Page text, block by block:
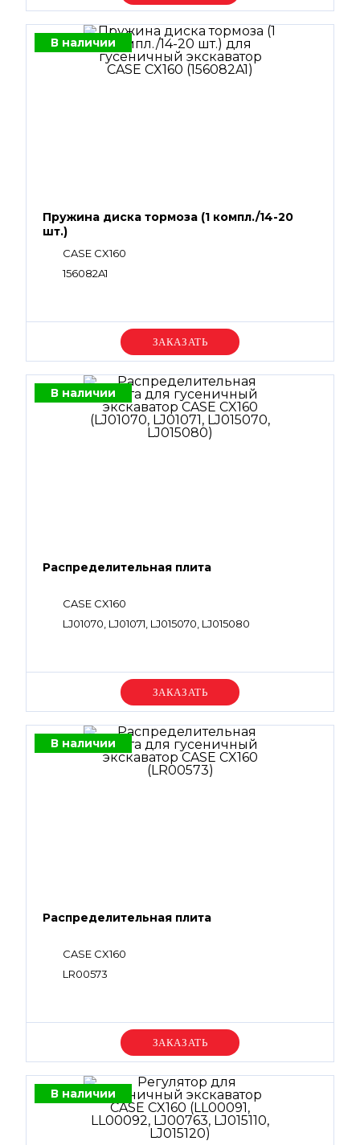
В наличии
Пружина диска тормоза (1 компл./14-20
шт.)
CASE CX160
156082A1
Уточняйте цену
В наличии
Распределительная плита
CASE CX160
LJ01070, LJ01071, LJ015070, LJ015080
Уточняйте цену
В наличии
Распределительная плита
CASE CX160
LR00573
Уточняйте цену
В наличии